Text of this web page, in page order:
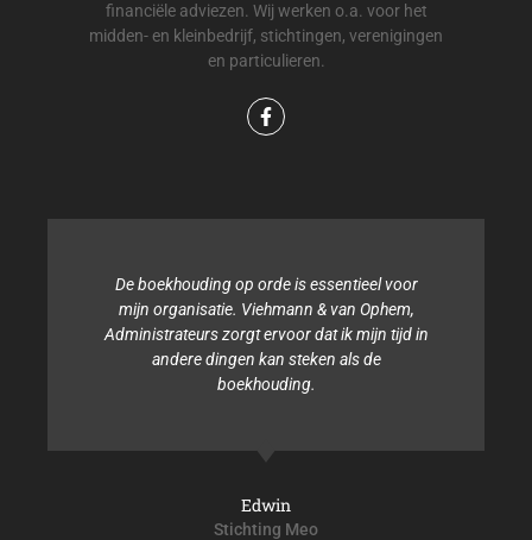
financiële adviezen. Wij werken o.a. voor het
midden- en kleinbedrijf, stichtingen, verenigingen
en particulieren.
De boekhouding op orde is essentieel voor
mijn organisatie. Viehmann & van Ophem,
Administrateurs zorgt ervoor dat ik mijn tijd in
andere dingen kan steken als de
boekhouding.
Edwin
Stichting Meo